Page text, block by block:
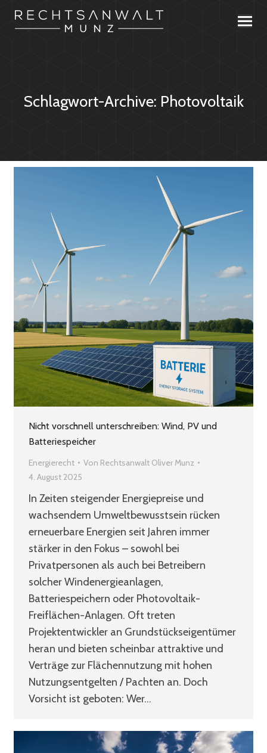
Schlagwort-Archive: Photovoltaik
Nicht vorschnell unterschreiben: Wind, PV und
Batteriespeicher
Energierecht Von Rechtsanwalt Oliver Munz
4. August 2025
In Zeiten steigender Energiepreise und
wachsendem Umweltbewusstsein rücken
erneuerbare Energien seit Jahren immer
stärker in den Fokus – sowohl bei
Privatpersonen als auch bei Betreibern
solcher Windenergieanlagen,
Batteriespeichern oder Photovoltaik-
Freiflächen-Anlagen. Oft treten
Projektentwickler an Grundstückseigentümer
heran und bieten scheinbar attraktive und
Verträge zur Flächennutzung mit hohen
Nutzungsentgelten / Pachten an. Doch
Vorsicht ist geboten: Wer…